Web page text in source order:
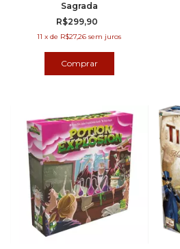
Sagrada
R$299,90
11 xde R$27,26 sem juros